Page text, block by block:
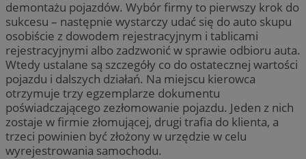
demontażu pojazdów. Wybór firmy to pierwszy krok do
sukcesu – następnie wystarczy udać się do auto skupu
osobiście z dowodem rejestracyjnym i tablicami
rejestracyjnymi albo zadzwonić w sprawie odbioru auta.
Wtedy ustalane są szczegóły co do ostatecznej wartości
pojazdu i dalszych działań. Na miejscu kierowca
otrzymuje trzy egzemplarze dokumentu
poświadczającego zezłomowanie pojazdu. Jeden z nich
zostaje w firmie złomującej, drugi trafia do klienta, a
trzeci powinien być złożony w urzędzie w celu
wyrejestrowania samochodu.